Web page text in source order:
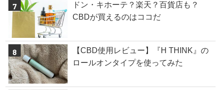
ドン・キホーテ？楽天？百貨店も？
CBDが買えるのはココだ
【CBD使用レビュー】『H THINK』の
ロールオンタイプを使ってみた